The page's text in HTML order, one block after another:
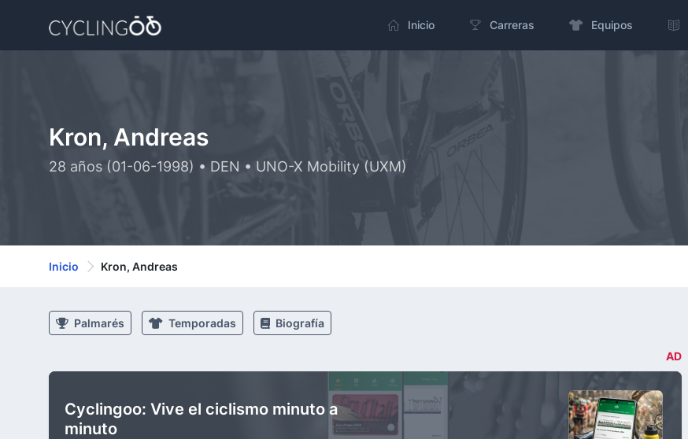
Inicio Carreras Equipos
Kron, Andreas
28 años (01-06-1998) • DEN • UNO-X Mobility (UXM)
Inicio Kron, Andreas
Palmarés Temporadas Biografía
AD
Cyclingoo: Vive el ciclismo minuto a
minuto